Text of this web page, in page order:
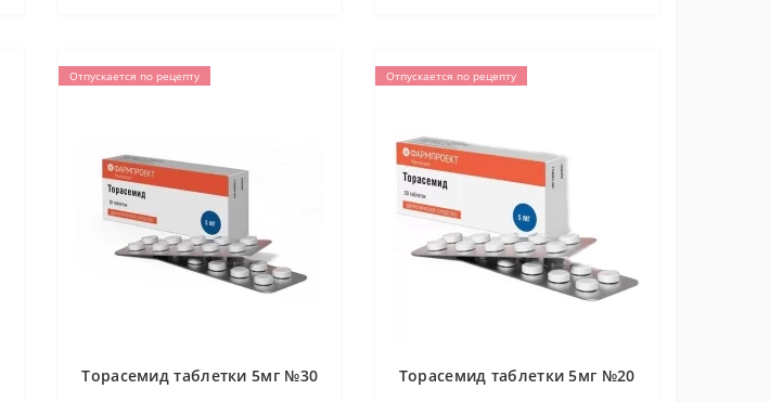
Отпускается по рецепту
Торасемид таблетки 5мг №30
Отпускается по рецепту
Торасемид таблетки 5мг №20